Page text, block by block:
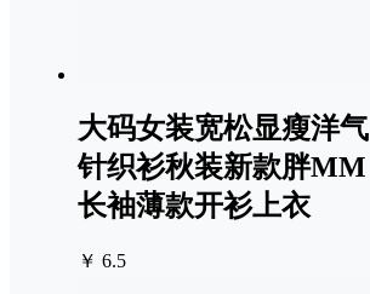
大码女装宽松显瘦洋气
针织衫秋装新款胖MM
长袖薄款开衫上衣
￥ 6.5